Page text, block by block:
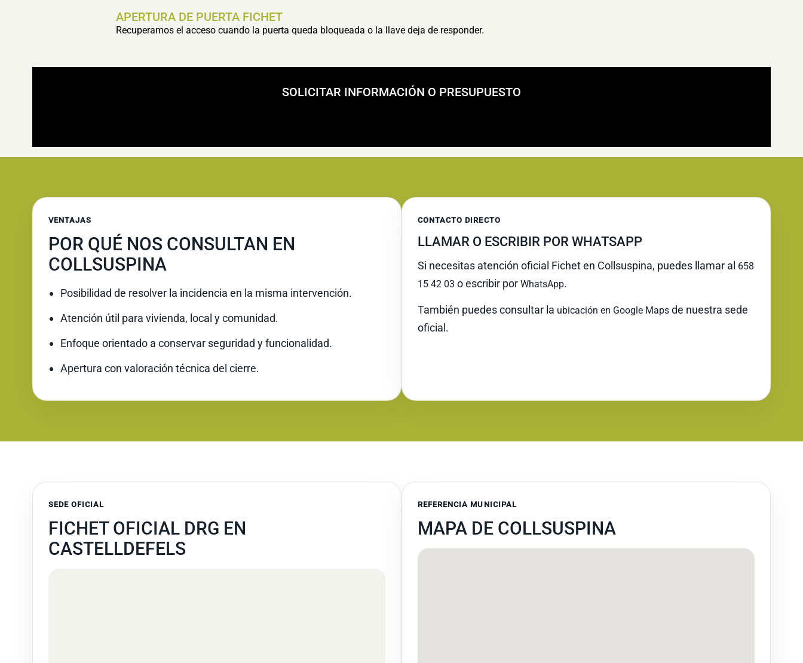
APERTURA DE PUERTA FICHET
Recuperamos el acceso cuando la puerta queda bloqueada o la llave deja de responder.
SOLICITAR INFORMACIÓN O PRESUPUESTO
VENTAJAS
POR QUÉ NOS CONSULTAN EN
COLLSUSPINA
Posibilidad de resolver la incidencia en la misma intervención.
Atención útil para vivienda, local y comunidad.
Enfoque orientado a conservar seguridad y funcionalidad.
Apertura con valoración técnica del cierre.
CONTACTO DIRECTO
LLAMAR O ESCRIBIR POR WHATSAPP
Si necesitas atención oficial Fichet en Collsuspina, puedes llamar al 658
15 42 03 o escribir por WhatsApp.
También puedes consultar la ubicación en Google Maps de nuestra sede
oficial.
SEDE OFICIAL
FICHET OFICIAL DRG EN
CASTELLDEFELS
REFERENCIA MUNICIPAL
MAPA DE COLLSUSPINA